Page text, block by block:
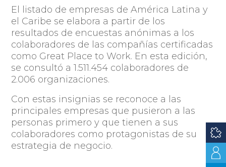
El listado de empresas de América Latina y
el Caribe se elabora a partir de los
resultados de encuestas anónimas a los
colaboradores de las compañías certificadas
como Great Place to Work. En esta edición,
se consultó a 1.511.454 colaboradores de
2.006 organizaciones.
Con estas insignias se reconoce a las
principales empresas que pusieron a las
personas primero y que tienen a sus
colaboradores como protagonistas de su
estrategia de negocio.